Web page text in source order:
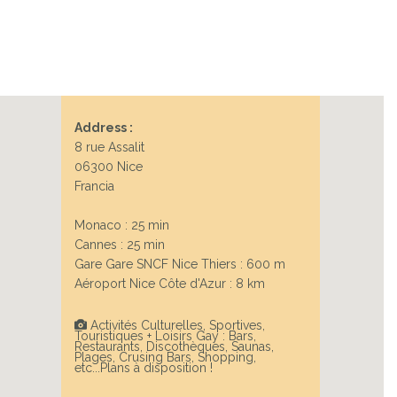
Address :
8 rue Assalit
06300 Nice
Francia
Monaco : 25 min
Cannes : 25 min
Gare Gare SNCF Nice Thiers : 600 m
Aéroport Nice Côte d'Azur : 8 km
Activités Culturelles, Sportives,
Touristiques + Loisirs Gay : Bars,
Restaurants, Discothèques, Saunas,
Plages, Crusing Bars, Shopping,
etc...Plans à disposition !